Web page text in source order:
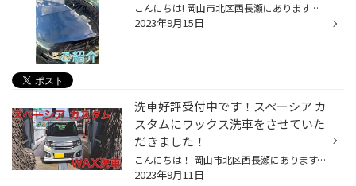
こんにちは! 岡山市北区西長瀬にあります、 タイヤ館岡山西長瀬店スタッフの八幡木です!! いつも当店をご利用頂きありがとうございます♪ 今回ご紹介するのはワックス洗車です！ 当店に洗車機が導入されてただいまセール中です！ ワックス洗車ですと 弾きも良いしボディの輝きも良いのでオススメです...
2023年9月15日
洗車好評受付中です！スペーシア カ
スタムにワックス洗車をさせていた
だきました！
こんにちは！ 岡山市北区西長瀬にあります、 タイヤ館岡山西長瀬店スタッフの八幡木です！ いつも当店のWEBページをご覧いただきありがとうございます！ 本日のご紹介はスペーシア カスタムです！ 洗車前のボンネットですが撥水能力が弱ってしまっています… 高圧洗車機で表面の汚れなどを落として洗...
2023年9月11日